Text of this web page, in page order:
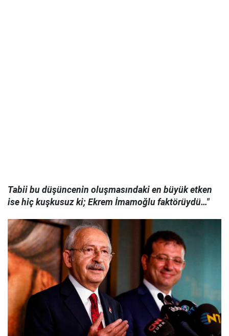
Tabii bu düşüncenin oluşmasındaki en büyük etken
ise hiç kuşkusuz ki; Ekrem İmamoğlu faktörüydü…"